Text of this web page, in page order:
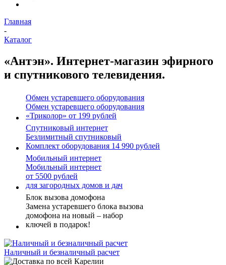
Главная
-
Каталог
«Антэн». Интернет-магазин эфирного
и спутникового телевидения.
Обмен устаревшего оборудования
Обмен устаревшего оборудования
«Триколор» от 199 рублей
Спутниковый интернет
Безлимитный спутниковый
Комплект оборудования 14 990 рублей
Мобильный интернет
Мобильный интернет
от 5500 рублей
для загородных домов и дач
Блок вызова домофона
Замена устаревшего блока вызова
домофона на новый – набор
ключей в подарок!
Наличный и безналичный расчет